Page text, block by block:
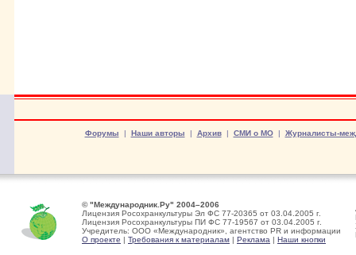
Форумы | Наши авторы | Архив| СМИ о МО| Журналисты-
© "Международник.Ру" 2004–2006
Лицензия Росохранкультуры Эл ФС 77-20365 от 03.04.2005 г.
Лицензия Росохранкультуры ПИ ФС 77-19567 от 03.04.2005 г.
Учредитель: ООО «Международник», агентство PR и информации
О проекте | Требования к материалам | Реклама | Наши кнопки